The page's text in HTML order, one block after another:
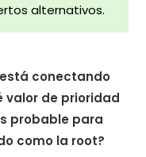
alternativos.
conectando
valor de prioridad
probable para
como la root?